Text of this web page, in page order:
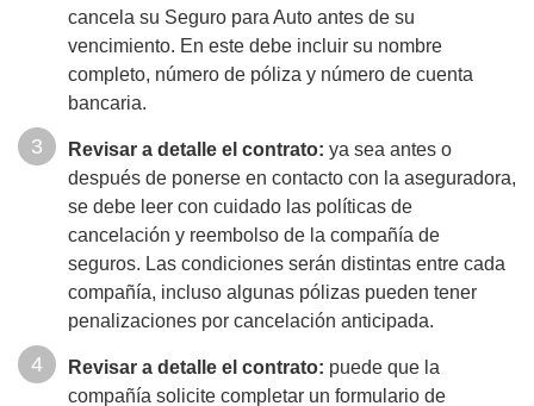
cancela su Seguro para Auto antes de su
vencimiento. En este debe incluir su nombre
completo, número de póliza y número de cuenta
bancaria.
Revisar a detalle el contrato: ya sea antes o
después de ponerse en contacto con la aseguradora,
se debe leer con cuidado las políticas de
cancelación y reembolso de la compañía de
seguros. Las condiciones serán distintas entre cada
compañía, incluso algunas pólizas pueden tener
penalizaciones por cancelación anticipada.
Revisar a detalle el contrato: puede que la
compañía solicite completar un formulario de